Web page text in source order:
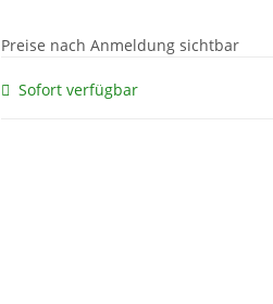
Preise nach Anmeldung sichtbar
Sofort verfügbar